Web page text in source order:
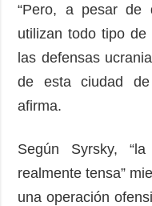
“Pero, a pesar de
utilizan todo tipo
las defensas
de esta ciudad de
afirma.
Según Syrsky,
realmente tensa”
una operación